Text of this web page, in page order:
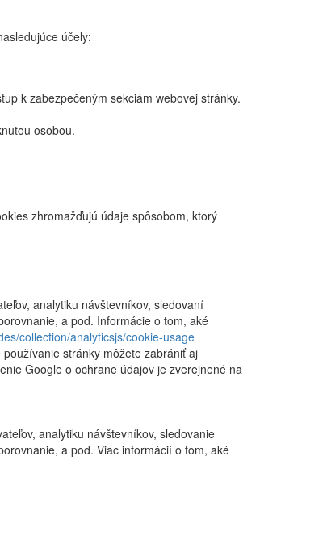
účely:
k zabezpečeným sekciám webovej stránky.
osobou.
zhromažďujú údaje spôsobom, ktorý
analytiku návštevníkov, sledovaní
a pod. Informácie o tom, aké
collection/analyticsjs/cookie-usage
stránky môžete zabrániť aj
Google o ochrane údajov je zverejnené na
analytiku návštevníkov, sledovanie
a pod. Viac informácií o tom, aké